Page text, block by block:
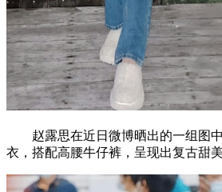
赵露思在近日微博晒出的一组图中
衣，搭配高腰牛仔裤，呈现出复古甜美